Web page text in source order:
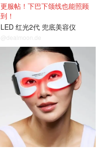
更服帖！下巴下颌线也能照顾
到！
LED 红光2代 兜底美容仪
@dealmoon.de